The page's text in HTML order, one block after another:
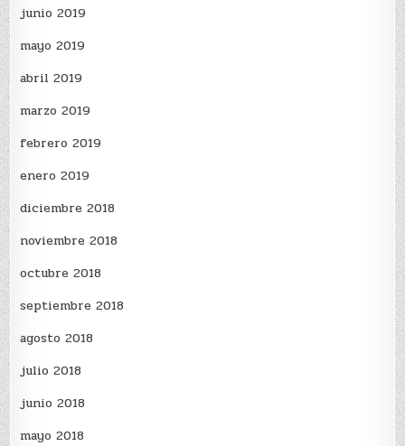
junio 2019
mayo 2019
abril 2019
marzo 2019
febrero 2019
enero 2019
diciembre 2018
noviembre 2018
octubre 2018
septiembre 2018
agosto 2018
julio 2018
junio 2018
mayo 2018